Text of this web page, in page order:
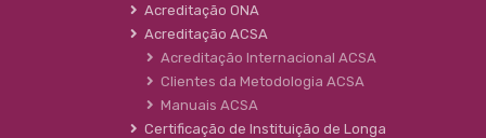
Acreditação ONA
Acreditação ACSA
Acreditação Internacional ACSA
Clientes da Metodologia ACSA
Manuais ACSA
Certificação de Instituição de Longa